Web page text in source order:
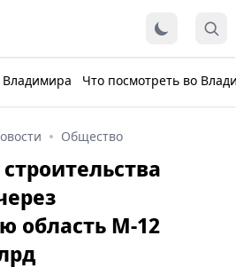
Что посмотреть во
Общество
область М-12